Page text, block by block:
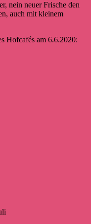
nein neuer Frische den
auch mit kleinem
Hofcafés am 6.6.2020: